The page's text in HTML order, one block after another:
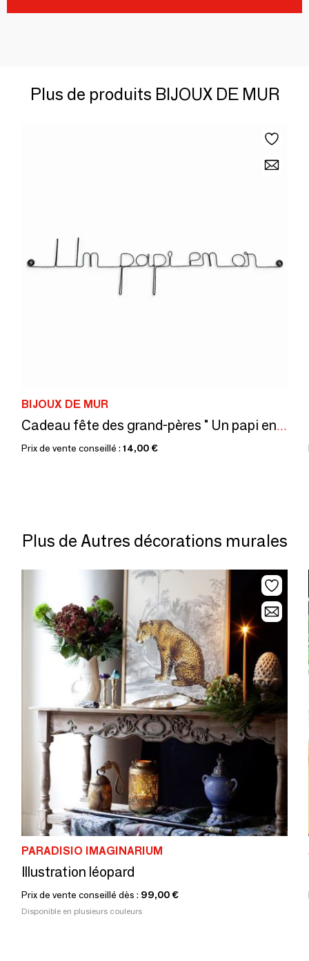
Plus de produits BIJOUX DE MUR
BIJOUX DE MUR
Cadeau fête des grand-pères " Un papi en or "
Prix de vente conseillé : 14,00 €
Plus de Autres décorations murales
PARADISIO IMAGINARIUM
Illustration léopard
Prix de vente conseillé dès : 99,00 €
Disponible en plusieurs couleurs